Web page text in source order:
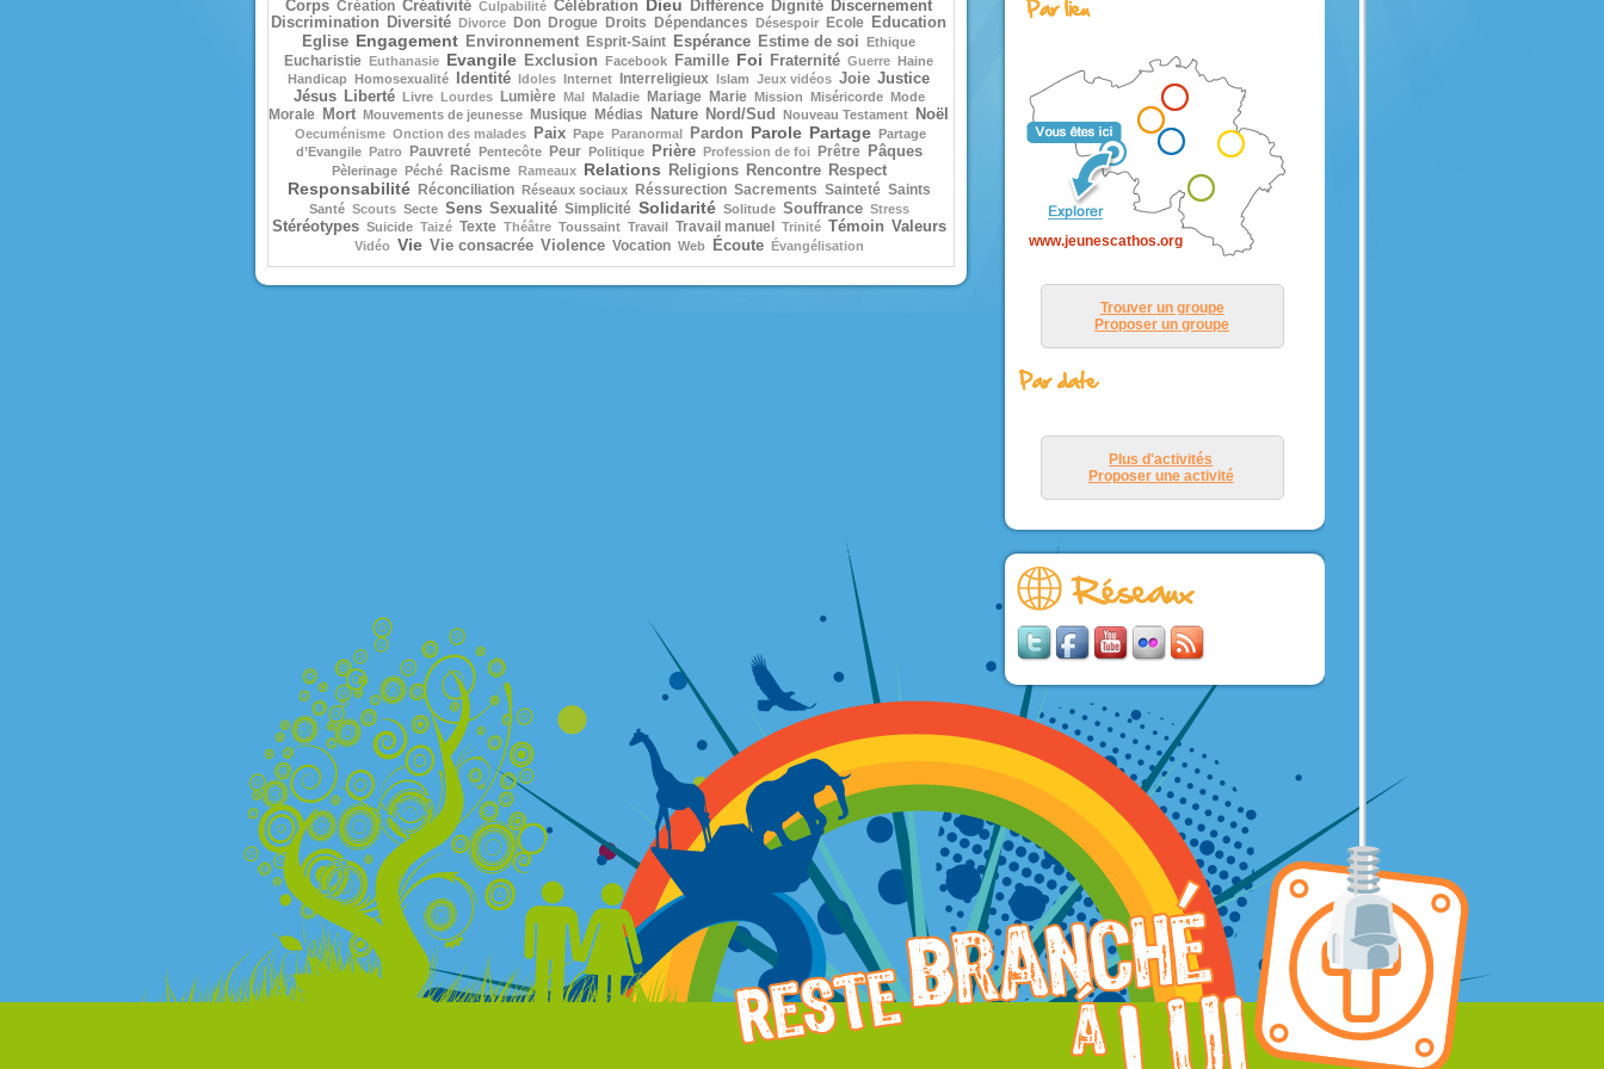
ses anges
dans la gloire de son Père ;
alors il rendra à chacun selon sa
conduite.
Amen, je vous le dis :
parmi ceux qui sont ici,
certains ne connaîtront pas la mort
avant d’avoir vu le Fils de l’homme
venir dans son Règne. »
– Acclamons la Parole de Dieu.
Corps Création Créativité Culpabilité Célébration Dieu Différence Dignité Discernement
Discrimination Diversité Divorce Don Drogue Droits Dépendances Désespoir Ecole Education
Eglise Engagement Environnement Esprit-Saint Espérance Estime de soi Ethique
Eucharistie Euthanasie Evangile Exclusion Facebook Famille Foi Fraternité Guerre Haine
Handicap Homosexualité Identité Idoles Internet Interreligieux Islam Jeux vidéos Joie Justice
Jésus Liberté Livre Lourdes Lumière Mal Maladie Mariage Marie Mission Miséricorde Mode
Morale Mort Mouvements de jeunesse Musique Médias Nature Nord/Sud Nouveau Testament Noël
Oecuménisme Onction des malades Paix Pape Paranormal Pardon Parole Partage Partage
d’Evangile Patro Pauvreté Pentecôte Peur Politique Prière Profession de foi Prêtre Pâques
Pèlerinage Péché Racisme Rameaux Relations Religions Rencontre Respect
Responsabilité Réconciliation Réseaux sociaux Réssurection Sacrements Sainteté Saints
Santé Scouts Secte Sens Sexualité Simplicité Solidarité Solitude Souffrance Stress
Stéréotypes Suicide Taizé Texte Théâtre Toussaint Travail Travail manuel Trinité Témoin Valeurs
Vidéo Vie Vie consacrée Violence Vocation Web Écoute Évangélisation www.jeunescathos.org
Trouver un groupe
Proposer un groupe
Plus d'activités
Proposer une activité